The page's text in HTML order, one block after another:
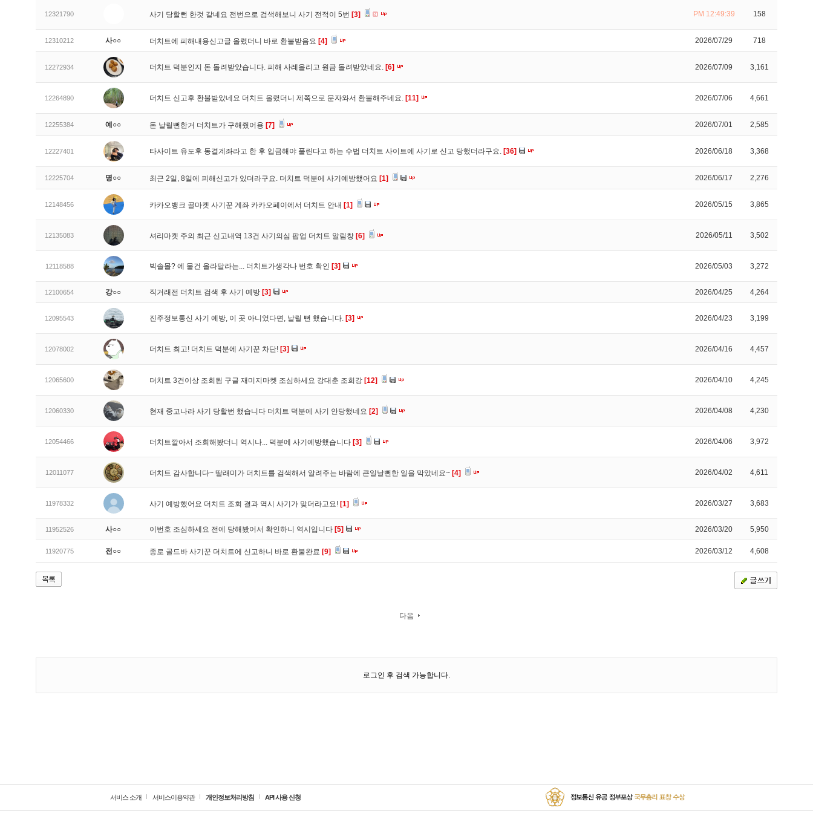
12321790 사기 당할뻔 한것 같네요 전번으로 검색해보니 사기 전적이 5번 [3] PM 12:49:39 158
12310212 사○○ 더치트에 피해내용신고글 올렸더니 바로 환불받음요 [4] 2026/07/29 718
12272934 더치트 덕분인지 돈 돌려받았습니다. 피해 사례올리고 원금 돌려받았네요. [6] 2026/07/09 3,161
12264890 더치트 신고후 환불받았네요 더치트 올렸더니 제쪽으로 문자와서 환불해주네요. [11] 2026/07/06 4,661
12255384 예○○ 돈 날릴뻔한거 더치트가 구해줬어용 [7] 2026/07/01 2,585
12227401 타사이트 유도후 동결계좌라고 한 후 입금해야 풀린다고 하는 수법 더치트 사이트에 사기로 신고 당했더라구요. [36] 2026/06/18 3,368
12225704 명○○ 최근 2일, 8일에 피해신고가 있더라구요. 더치트 덕분에 사기예방했어요 [1] 2026/06/17 2,276
12148456 카카오뱅크 골마켓 사기꾼 계좌 카카오페이에서 더치트 안내 [1] 2026/05/15 3,865
12135083 셔리마켓 주의 최근 신고내역 13건 사기의심 팝업 더치트 알림창 [6] 2026/05/11 3,502
12118588 빅솔몰? 에 물건 올라달라는... 더치트가생각나 번호 확인 [3] 2026/05/03 3,272
12100654 강○○ 직거래전 더치트 검색 후 사기 예방 [3] 2026/04/25 4,264
12095543 진주정보통신 사기 예방, 이 곳 아니었다면, 날릴 뻔 했습니다. [3] 2026/04/23 3,199
12078002 더치트 최고! 더치트 덕분에 사기꾼 차단! [3] 2026/04/16 4,457
12065600 더치트 3건이상 조회됨 구글 재미지마켓 조심하세요 강대춘 조희강 [12] 2026/04/10 4,245
12060330 현재 중고나라 사기 당할번 했습니다 더치트 덕분에 사기 안당했네요 [2] 2026/04/08 4,230
12054466 더치트깔아서 조회해봤더니 역시나... 덕분에 사기예방했습니다 [3] 2026/04/06 3,972
12011077 더치트 감사합니다~ 딸래미가 더치트를 검색해서 알려주는 바람에 큰일날뻔한 일을 막았네요~ [4] 2026/04/02 4,611
11978332 사기 예방했어요 더치트 조회 결과 역시 사기가 맞더라고요! [1] 2026/03/27 3,683
11952526 사○○ 이번호 조심하세요 전에 당해봤어서 확인하니 역시입니다 [5] 2026/03/20 5,950
11920775 전○○ 종로 골드바 사기꾼 더치트에 신고하니 바로 환불완료 [9] 2026/03/12 4,608
다음
로그인 후 검색 가능합니다.
서비스 소개 서비스이용약관 개인정보처리방침 API 사용 신청